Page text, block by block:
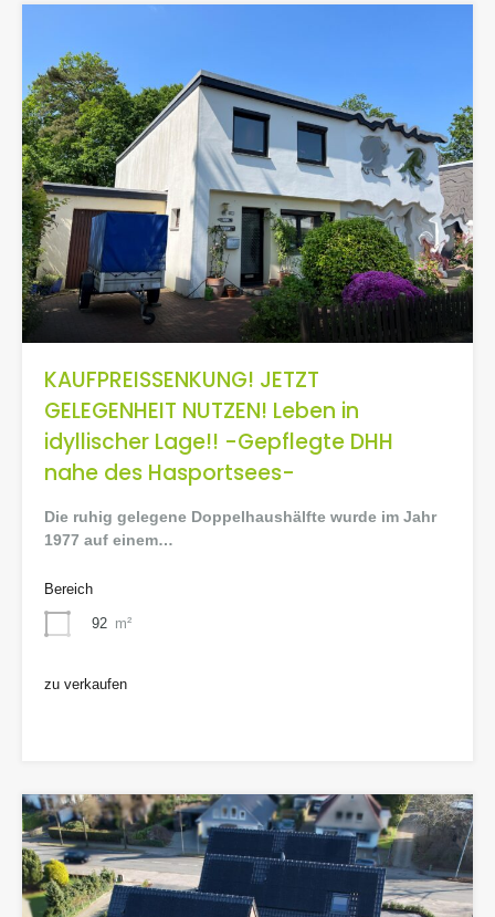
KAUFPREISSENKUNG! JETZT
GELEGENHEIT NUTZEN! Leben in
idyllischer Lage!! -Gepflegte DHH
nahe des Hasportsees-
Die ruhig gelegene Doppelhaushälfte wurde im Jahr
1977 auf einem…
Bereich
92 m²
zu verkaufen